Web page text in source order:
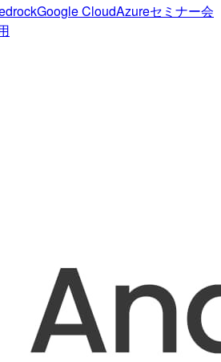
Google CloudAzureセミナー会